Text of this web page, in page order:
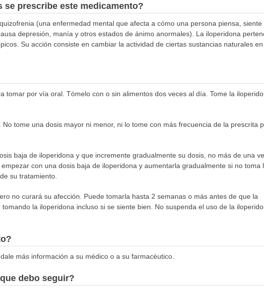
se prescribe este medicamento?
(una enfermedad mental que afecta a cómo una persona piensa, siente
depresión, manía y otros estados de ánimo anormales). La iloperidona
Su acción consiste en cambiar la actividad de ciertas sustancias naturales
tomar por vía oral. Tómelo con o sin alimentos dos veces al día. Tome la
tome una dosis mayor ni menor, ni lo tome con más frecuencia de la prescrita
baja de iloperidona y que incremente gradualmente su dosis, no más de una
con una dosis baja de iloperidona y aumentarla gradualmente si no toma
su tratamiento.
no curará su afección. Puede tomarla hasta 2 semanas o más antes de que la
la iloperidona incluso si se siente bien. No suspenda el uso de la
más información a su médico o a su farmacéutico.
debo seguir?